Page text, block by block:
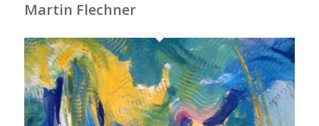
Martin Flechner